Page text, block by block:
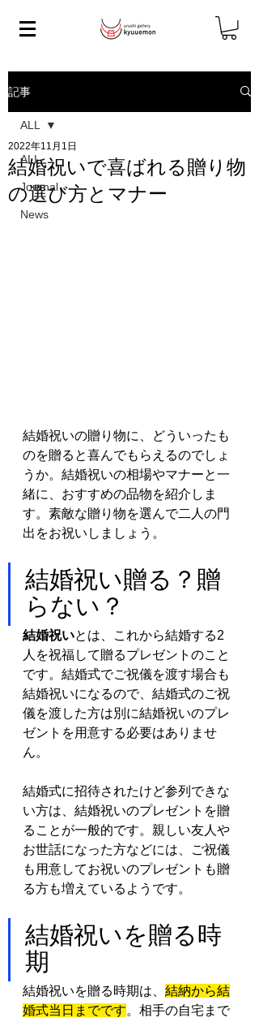
記事
ALL
Journal
News
ALL
結婚祝いで喜ばれる贈り物
の選び方とマナー
2022年11月1日
結婚祝いの贈り物に、どういったも
のを贈ると喜んでもらえるのでしょ
うか。結婚祝いの相場やマナーと一
緒に、おすすめの品物を紹介しま
す。素敵な贈り物を選んで二人の門
出をお祝いしましょう。
結婚祝い贈る？贈
らない？
結婚祝いとは、これから結婚する2
人を祝福して贈るプレゼントのこと
です。結婚式でご祝儀を渡す場合も
結婚祝いになるので、結婚式のご祝
儀を渡した方は別に結婚祝いのプレ
ゼントを用意する必要はありませ
ん。
結婚式に招待されたけど参列できな
い方は、結婚祝いのプレゼントを贈
ることが一般的です。親しい友人や
お世話になった方などには、ご祝儀
も用意してお祝いのプレゼントも贈
る方も増えているようです。
結婚祝いを贈る時
期
結婚祝いを贈る時期は、 結納から結
婚式当日までです。相手の自宅まで